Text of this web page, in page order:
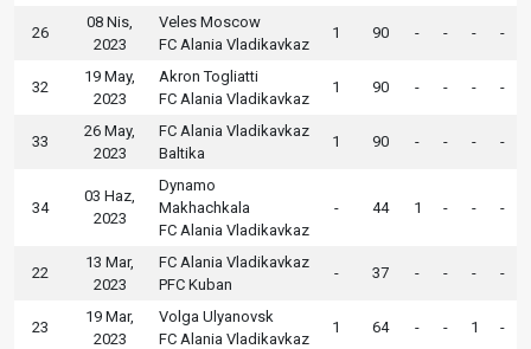
26
08 Nis,
2023
Veles Moscow
FC Alania Vladikavkaz
1 90 - - - -
32
19 May,
2023
Akron Togliatti
FC Alania Vladikavkaz
1 90 - - - -
33
26 May,
2023
FC Alania Vladikavkaz
Baltika
1 90 - - - -
34
03 Haz,
2023
Dynamo
Makhachkala
FC Alania Vladikavkaz
- 44 1 - - -
22
13 Mar,
2023
FC Alania Vladikavkaz
PFC Kuban
- 37 - - - -
23
19 Mar,
2023
Volga Ulyanovsk
FC Alania Vladikavkaz
1 64 - - 1 -